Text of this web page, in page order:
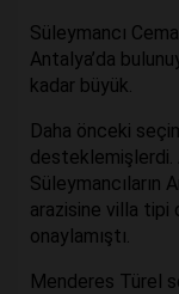
Süleymancı
Antalya’da
kadar büyük.
Daha önceki
desteklemişlerdi.
Süleymancıların
arazisine villa tipi
onaylamıştı.
Menderes Türel